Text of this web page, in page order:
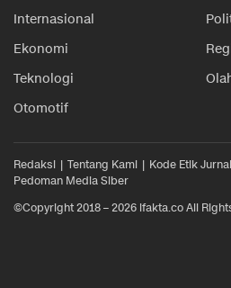
Internasional
Ekonomi
Teknologi
Otomotif
Redaksi Tentang Kami Kode Etik
Pedoman Media Siber
©Copyright 2018 – 2026 ifakta.co All